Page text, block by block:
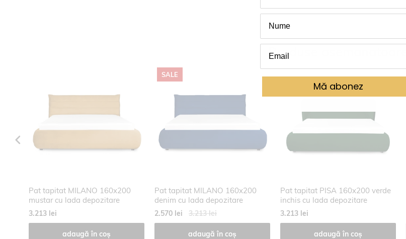
Produse asemanatoare
Pat tapitat MILANO 160x200
mustar cu lada depozitare
3.213 lei
adaugă în coș
SALE
Pat tapitat MILANO 160x200
denim cu lada depozitare
2.570 lei 3.213 lei
adaugă în coș
Pat tapitat PISA 160x200 verde
inchis cu lada depozitare
3.213 lei
adaugă în coș
Mă abonez